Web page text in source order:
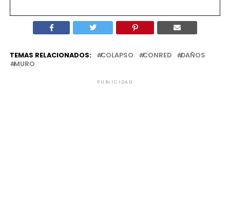
TEMAS RELACIONADOS: COLAPSO CONRED
DAÑOS
MURO
PUBLICIDAD